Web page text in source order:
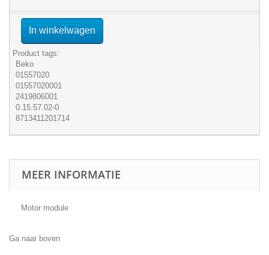
In winkelwagen
Product tags:
Beko
01557020
01557020001
2419806001
0.15.57.02-0
8713411201714
MEER INFORMATIE
Motor module
Ga naar boven